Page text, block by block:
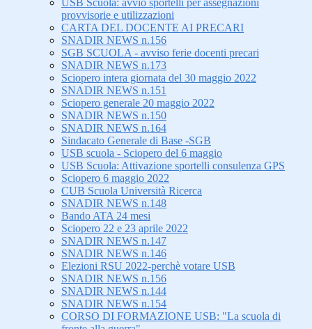
USB Scuola: avvio sportelli per assegnazioni
provvisorie e utilizzazioni
CARTA DEL DOCENTE AI PRECARI
SNADIR NEWS n.156
SGB SCUOLA - avviso ferie docenti precari
SNADIR NEWS n.173
Sciopero intera giornata del 30 maggio 2022
SNADIR NEWS n.151
Sciopero generale 20 maggio 2022
SNADIR NEWS n.150
SNADIR NEWS n.164
Sindacato Generale di Base -SGB
USB scuola - Sciopero del 6 maggio
USB Scuola: Attivazione sportelli consulenza GPS
Sciopero 6 maggio 2022
CUB Scuola Università Ricerca
SNADIR NEWS n.148
Bando ATA 24 mesi
Sciopero 22 e 23 aprile 2022
SNADIR NEWS n.147
SNADIR NEWS n.146
Elezioni RSU 2022-perchè votare USB
SNADIR NEWS n.156
SNADIR NEWS n.144
SNADIR NEWS n.154
CORSO DI FORMAZIONE USB: "La scuola di